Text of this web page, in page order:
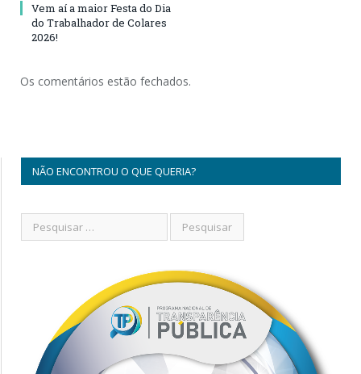
Vem aí a maior Festa do Dia
do Trabalhador de Colares
2026!
Os comentários estão fechados.
NÃO ENCONTROU O QUE QUERIA?